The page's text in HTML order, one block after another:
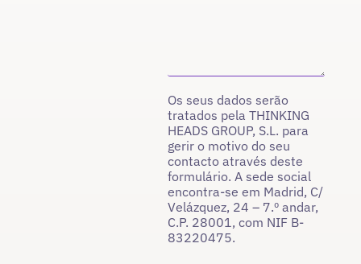
Os seus dados serão
tratados pela THINKING
HEADS GROUP, S.L. para
gerir o motivo do seu
contacto através deste
formulário. A sede social
encontra-se em Madrid, C/
Velázquez, 24 – 7.º andar,
C.P. 28001, com NIF B-
83220475.